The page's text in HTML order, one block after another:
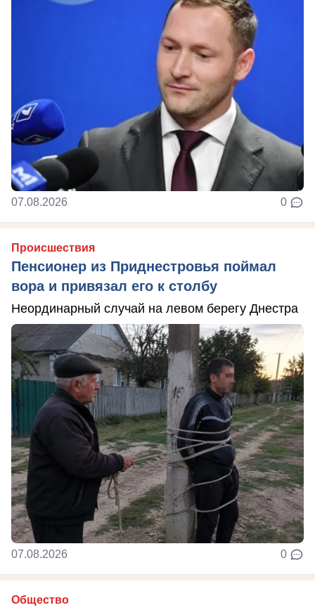
07.08.2026 0
Происшествия
Пенсионер из Приднестровья поймал
вора и привязал его к столбу
Неординарный случай на левом берегу Днестра
07.08.2026 0
Общество